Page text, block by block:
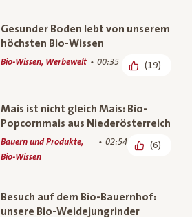
Gesunder Boden lebt von unserem
höchsten Bio-Wissen
Bio-Wissen, Werbewelt 00:35 (19)
Mais ist nicht gleich Mais: Bio-
Popcornmais aus Niederösterreich
Bauern und Produkte,
Bio-Wissen
02:54 (6)
Besuch auf dem Bio-Bauernhof:
unsere Bio-Weidejungrinder